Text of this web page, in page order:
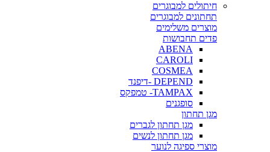
חיתולים למבוגרים
תחתונים למבוגרים
מוצרים משלימים
פדים תחבושות
ABENA
CAROLI
COSMEA
DEPEND -דיפנד
TAMPAX- טמפקס
סופגנים
מגן תחתון
מגן תחתון לגברים
מגן תחתון לנשים
מוצרי ספיגה לנוער